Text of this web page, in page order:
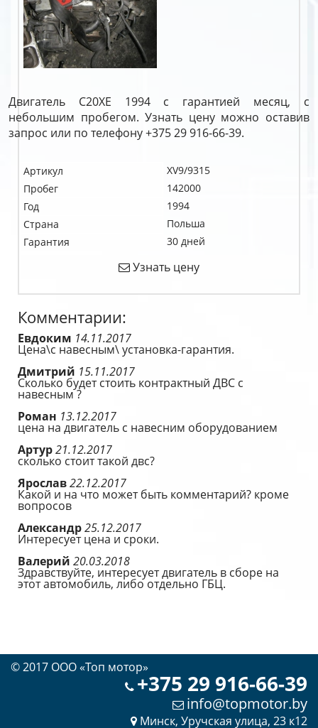
Двигатель C20XE 1994 с гарантией месяц, с
небольшим пробегом. Узнать цену можно оставив
запрос или по телефону +375 29 916-66-39.
Артикул
XV9/9315
Пробег
142000
Год
1994
Страна
Польша
Гарантия
30 дней
Узнать цену
Комментарии:
Евдоким 14.11.2017
Цена\с навесным\ установка-гарантия.
Дмитрий 15.11.2017
Сколько будет стоить контрактный ДВС с
навесным ?
Роман 13.12.2017
цена на двигатель с навесним оборудованием
Артур21.12.2017
сколько стоит такой двс?
Ярослав22.12.2017
Какой и на что может быть комментарий? кроме
вопросов
Александр25.12.2017
Интересует цена и сроки.
Валерий 20.03.2018
Здравствуйте, интересует двигатель в сборе на
этот автомобиль, либо отдельно ГБЦ.
© 2017 OOO «Топ мотор»
+375 29 916-66-39
info@topmotor.by
Минск, Уручская улица, 23 к12